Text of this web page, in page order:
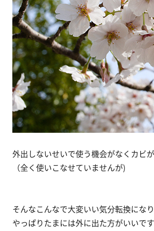
外出しないせいで使う機会がなくカビ
（全く使いこなせていませんが)
そんなこんなで大変いい気分転換になり
やっぱりたまには外に出た方がいいで